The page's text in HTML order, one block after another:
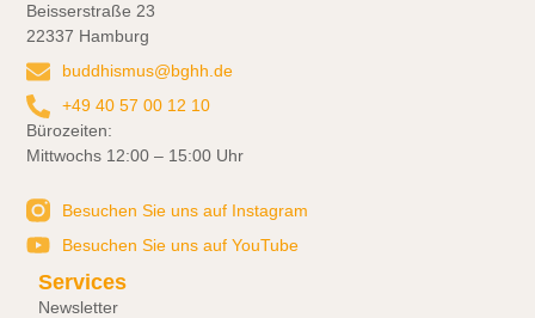
Services
Newsletter
Beisserstraße 23
22337 Hamburg
buddhismus@bghh.de
+49 40 57 00 12 10
Bürozeiten:
Mittwochs 12:00 – 15:00 Uhr
Besuchen Sie uns auf Instagram
Besuchen Sie uns auf YouTube